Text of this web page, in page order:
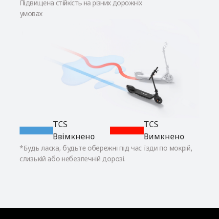
Підвищена стійкість на різних дорожніх
умовах
TCS
Ввімкнено
TCS
Вимкнено
*Будь ласка, будьте обережні під час їзди по мокрій,
слизькій або небезпечній дорозі.
Так
Так, спереду і ззаду
Освітлення під основою
Шини